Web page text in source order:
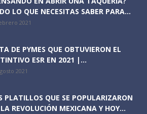
LO QUE NECESITAS SABER PARA...
2021
DE PYMES QUE OBTUVIERON EL
ESR EN 2021 |...
2021
PLATILLOS QUE SE POPULARIZARON
REVOLUCIÓN MEXICANA Y HOY...